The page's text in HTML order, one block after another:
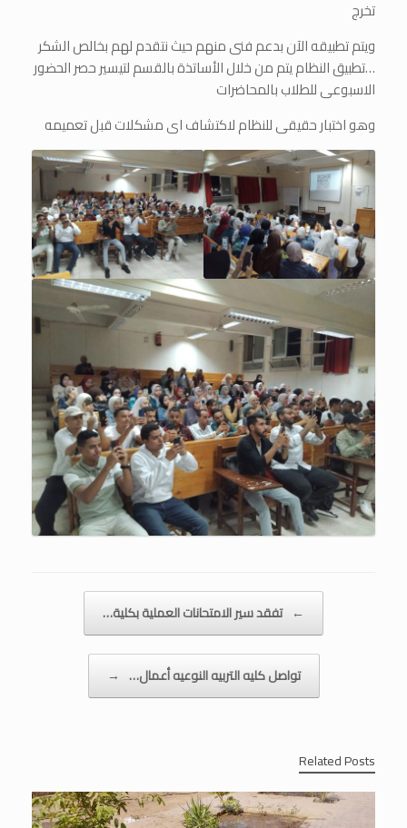
تخرج
ويتم تطبيقه الآن بدعم فنى منهم حيث نتقدم لهم بخالص الشكر
…تطبيق النظام يتم من خلال الأساتذة بالقسم لتيسير حصر الحضور
الاسبوعى للطلاب بالمحاضرات
وهو اختبار حقيقى للنظام لاكتشاف اى مشكلات قبل تعميمه
Post navigation
← تفقد سير الامتحانات العملية بكلية…
تواصل كليه التربيه النوعيه أعمال… →
Related Posts